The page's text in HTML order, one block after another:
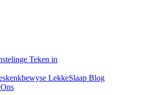
Teken in
LekkeSlaap Blog